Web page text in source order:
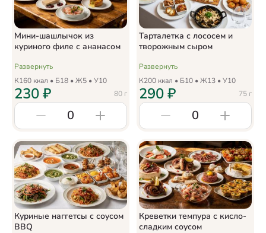
Мини-шашлычок из
куриного филе с ананасом
Развернуть
К160 ккал • Б18 • Ж5 • У10
80 г
230₽
0
Тарталетка с лососем и
творожным сыром
Развернуть
К200 ккал • Б10 • Ж13 • У10
75 г
290₽
0
Куриные наггетсы с соусом
BBQ
Креветки темпура с кисло-
сладким соусом